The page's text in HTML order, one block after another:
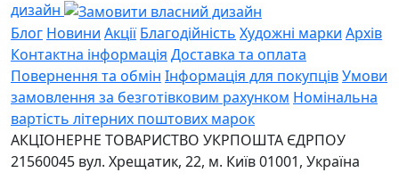
дизайн
Блог Новини Акції Благодійність Художні марки Архів
Контактна інформація Доставка та оплата
Повернення та обмін Інформація для покупцівУмови
замовлення за безготівковим рахунком Номінальна
вартість літерних поштових марок
АКЦІОНЕРНЕ ТОВАРИСТВО УКРПОШТА ЄДРПОУ
21560045 вул. Хрещатик, 22, м. Київ01001, Україна